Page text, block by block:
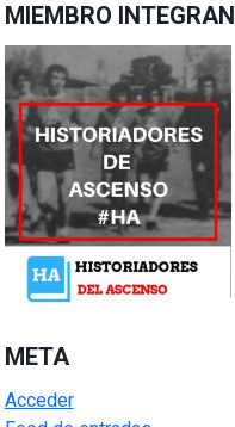
MIEMBRO
META
Acceder